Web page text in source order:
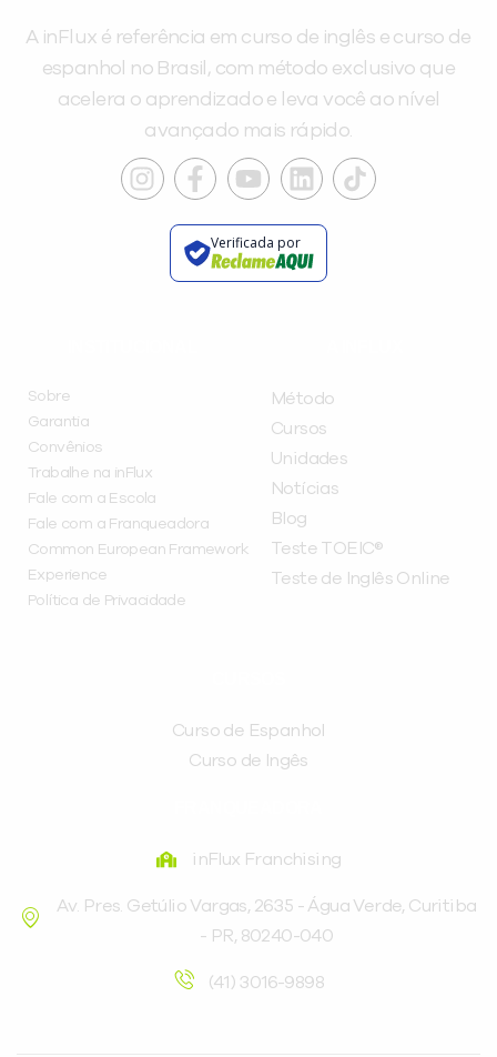
A inFlux é referência em curso de inglês e curso de
espanhol no Brasil, com método exclusivo que
acelera o aprendizado e leva você ao nível
avançado mais rápido.
Verificada por
Sobre
Garantia
Convênios
Trabalhe na inFlux
Fale com a Escola
Fale com a Franqueadora
Common European Framework
Experience
Política de Privacidade
Método
Cursos
Unidades
Notícias
Blog
Teste TOEIC®
Teste de Inglês Online
Curso de Espanhol
Curso de Ingês
inFlux Franchising
Av. Pres. Getúlio Vargas, 2635 - Água Verde, Curitiba
- PR, 80240-040
(41) 3016-9898